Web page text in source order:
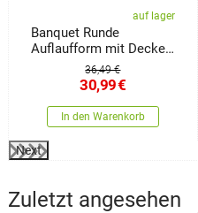
auf lager
Banquet Runde
Auflaufform mit Deckel
Culinaria Red 3 l
36,49 €
30,99€
In den Warenkorb
Next
Zuletzt angesehen